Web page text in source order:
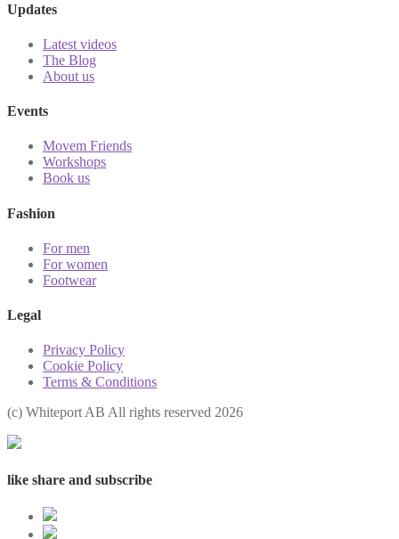
Updates
Latest videos
The Blog
About us
Events
Movem Friends
Workshops
Book us
Fashion
For men
For women
Footwear
Legal
Privacy Policy
Cookie Policy
Terms & Conditions
(с) Whiteport AB All rights reserved 2026
like share and subscribe